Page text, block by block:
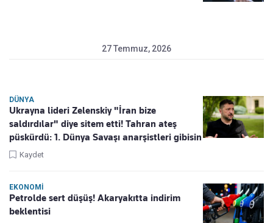
27 Temmuz, 2026
DÜNYA
Ukrayna lideri Zelenskiy "İran bize
saldırdılar" diye sitem etti! Tahran ateş
püskürdü: 1. Dünya Savaşı anarşistleri gibisin
Kaydet
EKONOMI
Petrolde sert düşüş! Akaryakıtta indirim
beklentisi